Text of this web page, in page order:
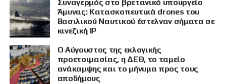
Συναγερμός στο βρετανικό υπουργείο
Άμυνας: Κατασκοπευτικά drones του
Βασιλικού Ναυτικού έστελναν σήματα σε
κινεζική IP
Ο Αύγουστος της εκλογικής
προετοιμασίας, η ΔΕΘ, το ταμείο
ανάκαμψης και το μήνυμα προς τους
αποδήμους